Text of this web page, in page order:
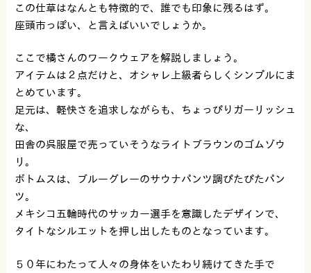
この仕草はなんとも特徴的で、誰でも印象に残るはず。
座頭市っぽい、と言えばいいでしょうか。
ここで橘さんのワークウェアを解説しましょう。
アイテムは２点だけと、オシャレ上級者らしくシンプルにま
とめています。
足元は、軽快さを追求しながらも、ちょっぴりガーリッシュ
な、
田舎の呉服屋で売っていそうなライトブラウンのゴムゾウ
リ。
ボトムスは、ブルーグレーのサウナパンツ調ぴたぴたパン
ツ。
メキシコ五輪時代のサッカー選手を意識したデザインで、
タイトなシルエットを押し出したものとなっています。
５０年にわたって人々の身体をいたわり続けてきた手で